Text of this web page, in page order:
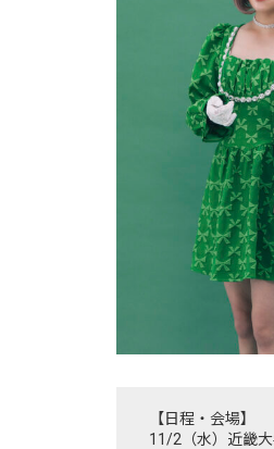
【日程・会場】
11/2（水）近畿